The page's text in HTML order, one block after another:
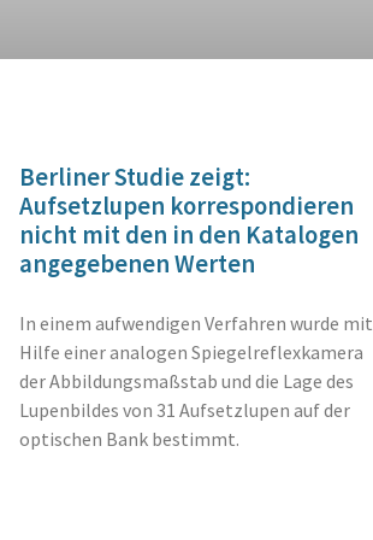
Berliner Studie zeigt:
Aufsetzlupen korrespondieren
nicht mit den in den Katalogen
angegebenen Werten
In einem aufwendigen Verfahren wurde mit
Hilfe einer analogen Spiegelreflexkamera
der Abbildungsmaßstab und die Lage des
Lupenbildes von 31 Aufsetzlupen auf der
optischen Bank bestimmt.